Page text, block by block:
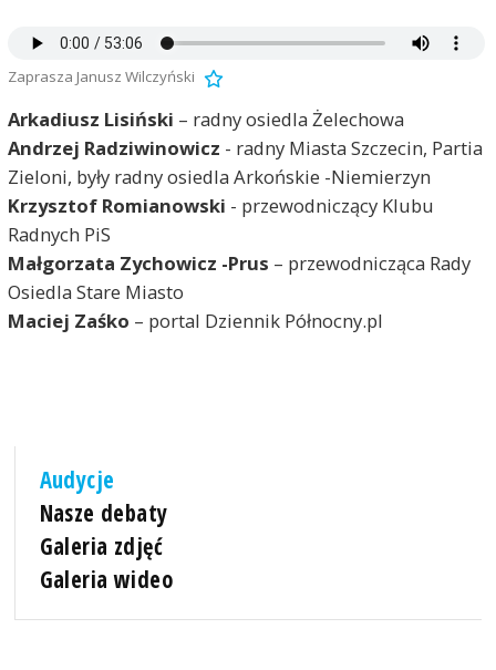
Zaprasza Janusz Wilczyński
Arkadiusz Lisiński – radny osiedla Żelechowa
Andrzej Radziwinowicz - radny Miasta Szczecin, Partia
Zieloni, były radny osiedla Arkońskie -Niemierzyn
Krzysztof Romianowski - przewodniczący Klubu
Radnych PiS
Małgorzata Zychowicz -Prus – przewodnicząca Rady
Osiedla Stare Miasto
Maciej Zaśko – portal Dziennik Północny.pl
Audycje
Nasze debaty
Galeria zdjęć
Galeria wideo